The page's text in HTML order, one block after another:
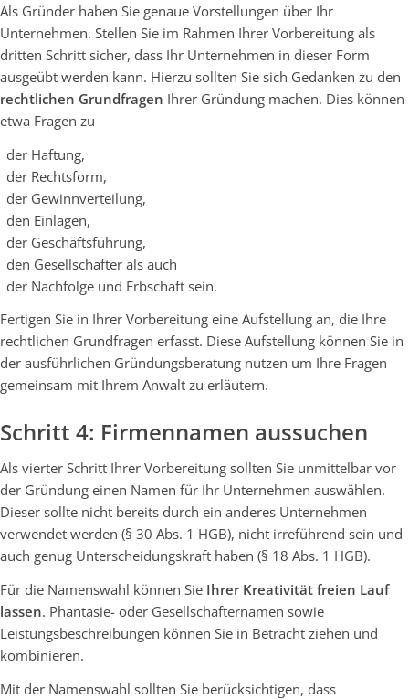
Als Gründer haben Sie genaue Vorstellungen über Ihr
Unternehmen. Stellen Sie im Rahmen Ihrer Vorbereitung als
dritten Schritt sicher, dass Ihr Unternehmen in dieser Form
ausgeübt werden kann. Hierzu sollten Sie sich Gedanken zu den
rechtlichen Grundfragen Ihrer Gründung machen. Dies können
etwa Fragen zu
der Haftung,
der Rechtsform,
der Gewinnverteilung,
den Einlagen,
der Geschäftsführung,
den Gesellschafter als auch
der Nachfolge und Erbschaft sein.
Fertigen Sie in Ihrer Vorbereitung eine Aufstellung an, die Ihre
rechtlichen Grundfragen erfasst. Diese Aufstellung können Sie in
der ausführlichen Gründungsberatung nutzen um Ihre Fragen
gemeinsam mit Ihrem Anwalt zu erläutern.
Schritt 4: Firmennamen aussuchen
Als vierter Schritt Ihrer Vorbereitung sollten Sie unmittelbar vor
der Gründung einen Namen für Ihr Unternehmen auswählen.
Dieser sollte nicht bereits durch ein anderes Unternehmen
verwendet werden (§ 30 Abs. 1 HGB), nicht irreführend sein und
auch genug Unterscheidungskraft haben (§ 18 Abs. 1 HGB).
Für die Namenswahl können Sie Ihrer Kreativität freien Lauf
lassen. Phantasie- oder Gesellschafternamen sowie
Leistungsbeschreibungen können Sie in Betracht ziehen und
kombinieren.
Mit der Namenswahl sollten Sie berücksichtigen, dass